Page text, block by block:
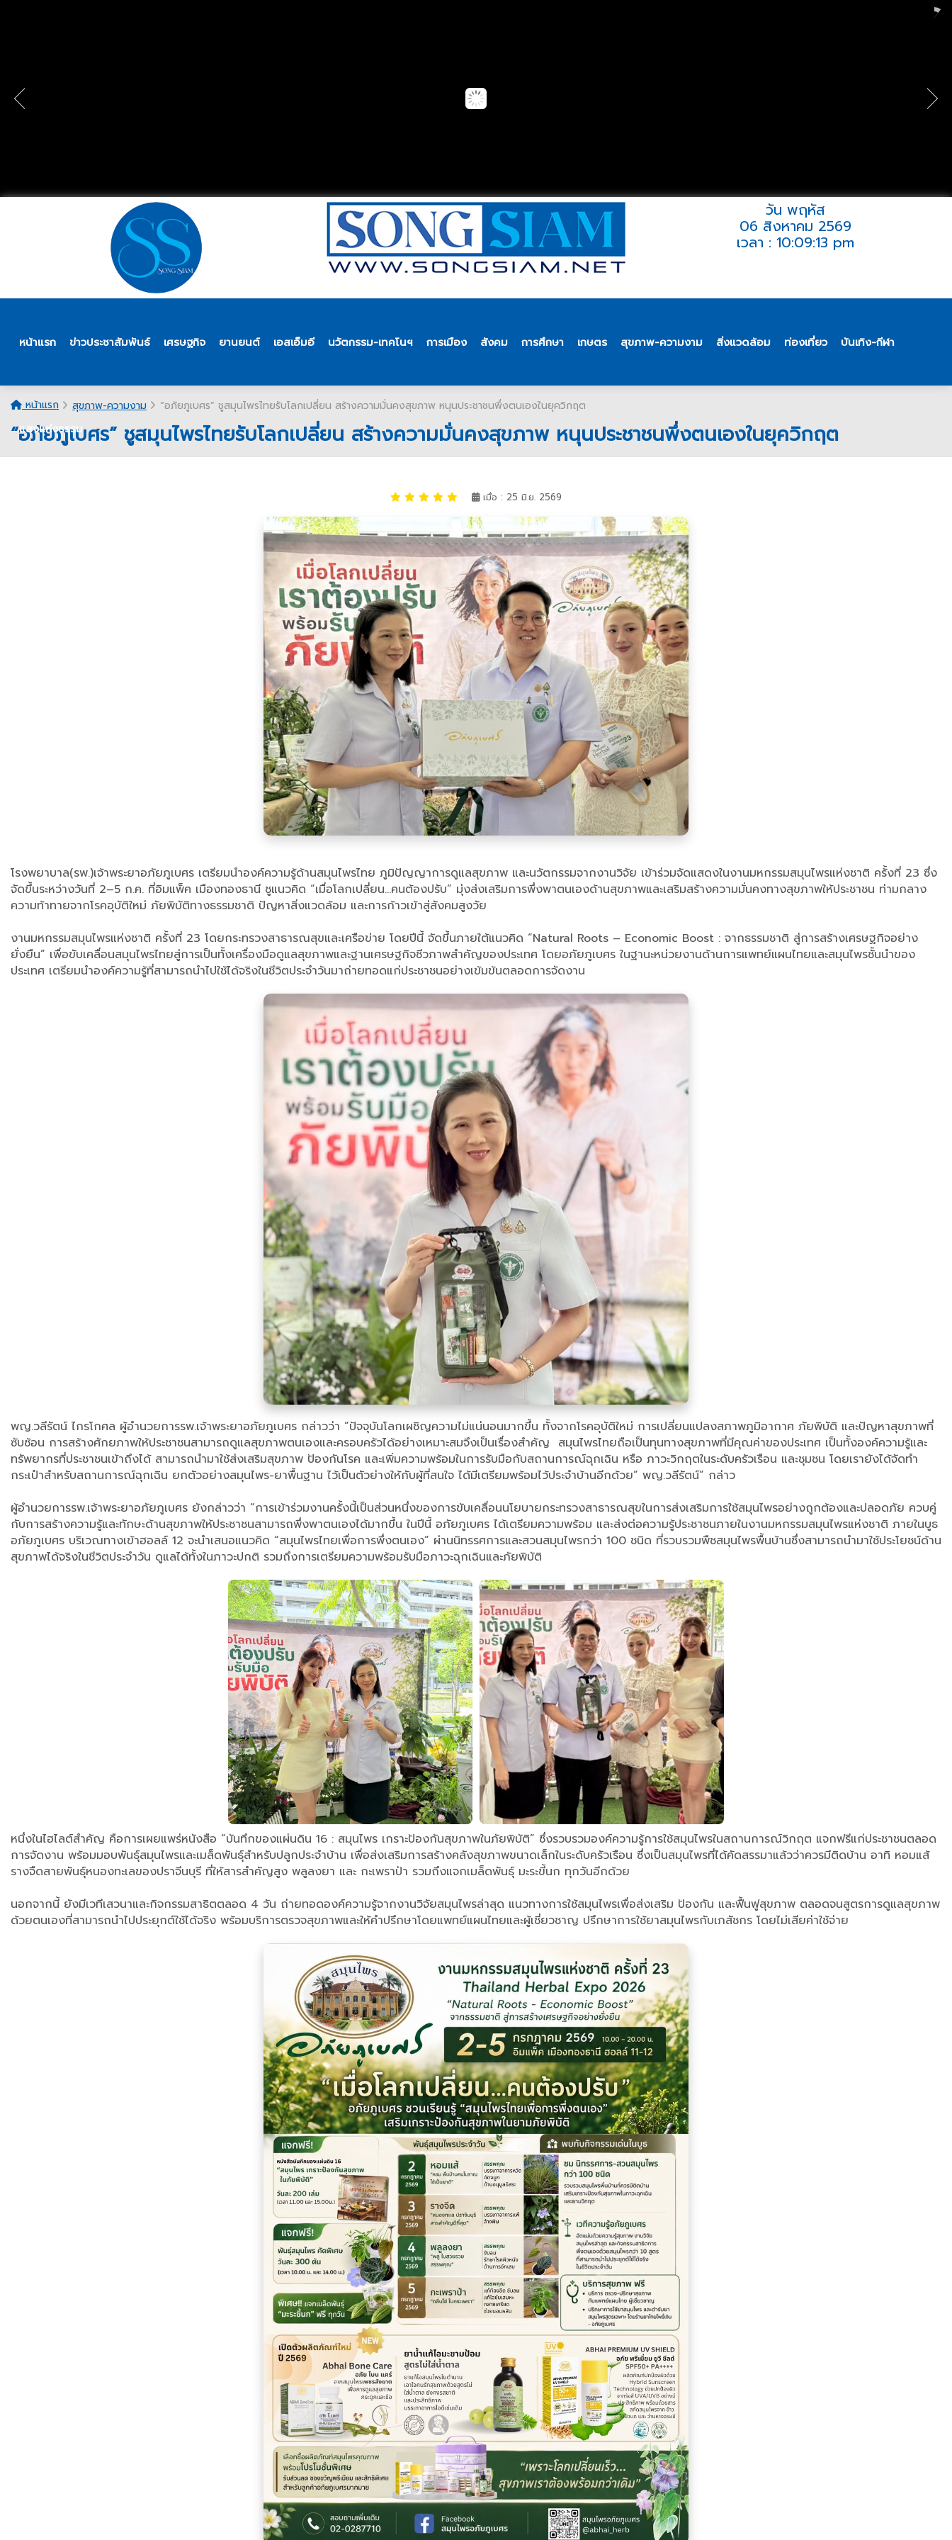
วัน พฤหัส
06 สิงหาคม 2569
เวลา : 10:09:13 pm
หน้าแรก ข่าวประชาสัมพันธ์ เศรษฐกิจ ยานยนต์ เอสเอ็มอี นวัตกรรม-เทคโนฯ การเมือง สังคม การศึกษา เกษตร สุขภาพ-ความงาม สิ่งแวดล้อม ท่องเที่ยว บันเทิง-กีฬา
แสงแห่งธรรม
หน้าแรก สุขภาพ-ความงาม “อภัยภูเบศร” ชูสมุนไพรไทยรับโลกเปลี่ยน สร้างความมั่นคงสุขภาพ หนุนประชาชนพึ่งตนเองในยุควิกฤต
“อภัยภูเบศร” ชูสมุนไพรไทยรับโลกเปลี่ยน สร้างความมั่นคงสุขภาพ หนุนประชาชนพึ่งตนเองในยุควิกฤต
เมื่อ : 25 มิ.ย. 2569
โรงพยาบาล(รพ.)เจ้าพระยาอภัยภูเบศร เตรียมนำองค์ความรู้ด้านสมุนไพรไทย ภูมิปัญญาการดูแลสุขภาพ และนวัตกรรมจากงานวิจัย เข้าร่วมจัดแสดงในงานมหกรรมสมุนไพรแห่งชาติ ครั้งที่ 23 ซึ่ง
จัดขึ้นระหว่างวันที่ 2–5 ก.ค. ที่อิมแพ็ค เมืองทองธานี ชูแนวคิด “เมื่อโลกเปลี่ยน…คนต้องปรับ” มุ่งส่งเสริมการพึ่งพาตนเองด้านสุขภาพและเสริมสร้างความมั่นคงทางสุขภาพให้ประชาชน ท่ามกลาง
ความท้าทายจากโรคอุบัติใหม่ ภัยพิบัติทางธรรมชาติ ปัญหาสิ่งแวดล้อม และการก้าวเข้าสู่สังคมสูงวัย
งานมหกรรมสมุนไพรแห่งชาติ ครั้งที่ 23 โดยกระทรวงสาธารณสุขและเครือข่าย โดยปีนี้ จัดขึ้นภายใต้แนวคิด “Natural Roots – Economic Boost : จากธรรมชาติ สู่การสร้างเศรษฐกิจอย่าง
ยั่งยืน” เพื่อขับเคลื่อนสมุนไพรไทยสู่การเป็นทั้งเครื่องมือดูแลสุขภาพและฐานเศรษฐกิจชีวภาพสำคัญของประเทศ โดยอภัยภูเบศร ในฐานะหน่วยงานด้านการแพทย์แผนไทยและสมุนไพรชั้นนำของ
ประเทศ เตรียมนำองค์ความรู้ที่สามารถนำไปใช้ได้จริงในชีวิตประจำวันมาถ่ายทอดแก่ประชาชนอย่างเข้มข้นตลอดการจัดงาน
พญ.วลีรัตน์ ไกรโกศล ผู้อำนวยการรพ.เจ้าพระยาอภัยภูเบศร กล่าวว่า ”ปัจจุบันโลกเผชิญความไม่แน่นอนมากขึ้น ทั้งจากโรคอุบัติใหม่ การเปลี่ยนแปลงสภาพภูมิอากาศ ภัยพิบัติ และปัญหาสุขภาพที่
ซับซ้อน การสร้างศักยภาพให้ประชาชนสามารถดูแลสุขภาพตนเองและครอบครัวได้อย่างเหมาะสมจึงเป็นเรื่องสำคัญ สมุนไพรไทยถือเป็นทุนทางสุขภาพที่มีคุณค่าของประเทศ เป็นทั้งองค์ความรู้และ
ทรัพยากรที่ประชาชนเข้าถึงได้ สามารถนำมาใช้ส่งเสริมสุขภาพ ป้องกันโรค และเพิ่มความพร้อมในการรับมือกับสถานการณ์ฉุกเฉิน หรือ ภาวะวิกฤตในระดับครัวเรือน และชุมชน โดยเรายังได้จัดทำ
กระเป๋าสำหรับสถานการณ์ฉุกเฉิน ยกตัวอย่างสมุนไพร-ยาพื้นฐาน ไว้เป็นตัวย่างให้กับผู้ที่สนใจ ได้มีเตรียมพร้อมไว้ประจำบ้านอีกด้วย” พญ.วลีรัตน์” กล่าว
ผู้อำนวยการรพ.เจ้าพระยาอภัยภูเบศร ยังกล่าวว่า “การเข้าร่วมงานครั้งนี้เป็นส่วนหนึ่งของการขับเคลื่อนนโยบายกระทรวงสาธารณสุขในการส่งเสริมการใช้สมุนไพรอย่างถูกต้องและปลอดภัย ควบคู่
กับการสร้างความรู้และทักษะด้านสุขภาพให้ประชาชนสามารถพึ่งพาตนเองได้มากขึ้น ในปีนี้ อภัยภูเบศร ได้เตรียมความพร้อม และส่งต่อความรู้ประชาชนภายในงานมหกรรมสมุนไพรแห่งชาติ ภายในบูธ
อภัยภูเบศร บริเวณทางเข้าฮอลล์ 12 จะนำเสนอแนวคิด “สมุนไพรไทยเพื่อการพึ่งตนเอง” ผ่านนิทรรศการและสวนสมุนไพรกว่า 100 ชนิด ที่รวบรวมพืชสมุนไพรพื้นบ้านซึ่งสามารถนำมาใช้ประโยชน์ด้าน
สุขภาพได้จริงในชีวิตประจำวัน ดูแลได้ทั้งในภาวะปกติ รวมถึงการเตรียมความพร้อมรับมือภาวะฉุกเฉินและภัยพิบัติ
หนึ่งในไฮไลต์สำคัญ คือการเผยแพร่หนังสือ “บันทึกของแผ่นดิน 16 : สมุนไพร เกราะป้องกันสุขภาพในภัยพิบัติ” ซึ่งรวบรวมองค์ความรู้การใช้สมุนไพรในสถานการณ์วิกฤต แจกฟรีแก่ประชาชนตลอด
การจัดงาน พร้อมมอบพันธุ์สมุนไพรและเมล็ดพันธุ์สำหรับปลูกประจำบ้าน เพื่อส่งเสริมการสร้างคลังสุขภาพขนาดเล็กในระดับครัวเรือน ซึ่งเป็นสมุนไพรที่ได้คัดสรรมาแล้วว่าควรมีติดบ้าน อาทิ หอมแส้
รางจืดสายพันธุ์หนองทะเลของปราจีนบุรี ที่ให้สารสำคัญสูง พลูลงยา และ กะเพราป่า รวมถึงแจกเมล็ดพันธุ์ มะระขี้นก ทุกวันอีกด้วย
นอกจากนี้ ยังมีเวทีเสวนาและกิจกรรมสาธิตตลอด 4 วัน ถ่ายทอดองค์ความรู้จากงานวิจัยสมุนไพรล่าสุด แนวทางการใช้สมุนไพรเพื่อส่งเสริม ป้องกัน และฟื้นฟูสุขภาพ ตลอดจนสูตรการดูแลสุขภาพ
ด้วยตนเองที่สามารถนำไปประยุกต์ใช้ได้จริง พร้อมบริการตรวจสุขภาพและให้คำปรึกษาโดยแพทย์แผนไทยและผู้เชี่ยวชาญ ปรึกษาการใช้ยาสมุนไพรกับเภสัชกร โดยไม่เสียค่าใช้จ่าย